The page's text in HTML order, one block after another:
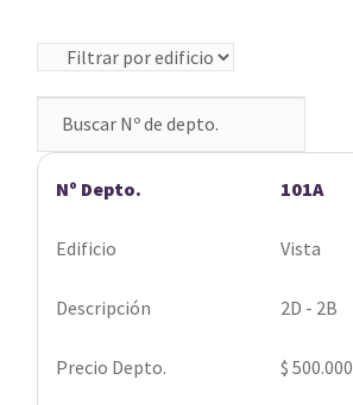
101A
Vista
2D - 2B
$ 500.000